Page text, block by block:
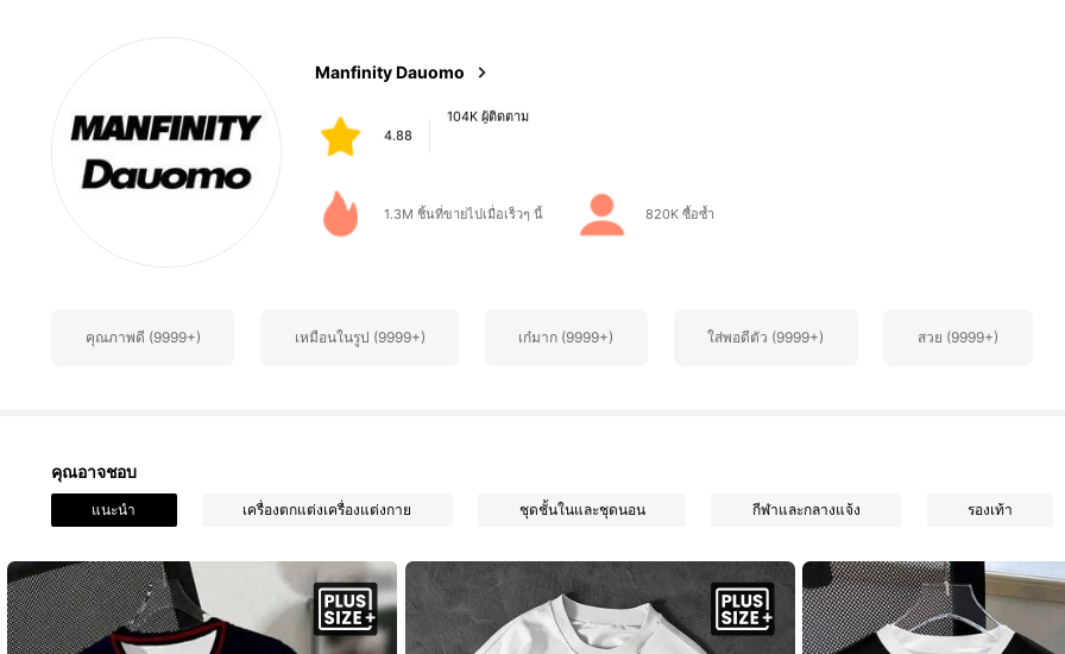
Manfinity Dauomo
4.88
p***e
104K ผู้ติดตาม
1.3M ชิ้นที่ขายไปเมื่อเร็วๆ นี้ 820K ซื้อซ้ำ
คุณภาพดี (9999+) เหมือนในรูป (9999+) เก๋มาก (9999+) ใส่พอดีตัว (9999+) สวย (9999+)
คุณอาจชอบ
แนะนำ เครื่องตกแต่งเครื่องแต่งกาย ชุดชั้นในและชุดนอน กีฬาและกลางแจ้ง รองเท้า